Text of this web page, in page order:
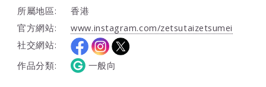
所屬地區:
香港
官方網站:
www.instagram.com/zetsutaizetsumei
社交網站:
作品分類:
一般向